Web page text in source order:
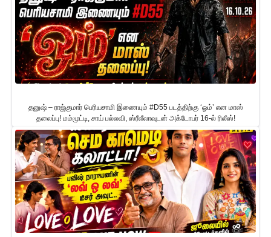
தனுஷ் – ராஜ்குமார் பெரியசாமி இணையும் #D55 படத்திற்கு ‘ஓம்’ என மாஸ்
தலைப்பு! மம்மூட்டி, சாய் பல்லவி, ஸ்ரீலீலாவுடன் அக்டோபர் 16-ல் ரிலீஸ்!